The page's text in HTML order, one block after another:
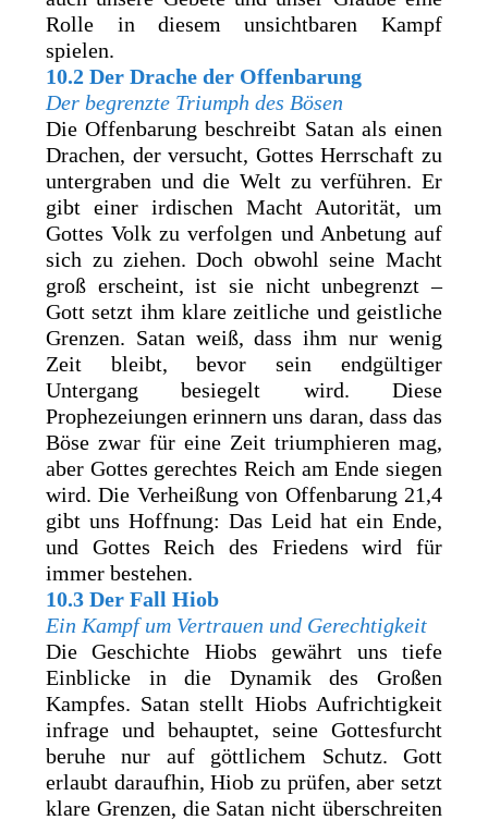
Rolle in diesem unsichtbaren Kampf
spielen.
10.2 Der Drache der Offenbarung
Der begrenzte Triumph des Bösen
Die Offenbarung beschreibt Satan als einen
Drachen, der versucht, Gottes Herrschaft zu
untergraben und die Welt zu verführen. Er
gibt einer irdischen Macht Autorität, um
Gottes Volk zu verfolgen und Anbetung auf
sich zu ziehen. Doch obwohl seine Macht
groß erscheint, ist sie nicht unbegrenzt –
Gott setzt ihm klare zeitliche und geistliche
Grenzen. Satan weiß, dass ihm nur wenig
Zeit bleibt, bevor sein endgültiger
Untergang besiegelt wird. Diese
Prophezeiungen erinnern uns daran, dass das
Böse zwar für eine Zeit triumphieren mag,
aber Gottes gerechtes Reich am Ende siegen
wird. Die Verheißung von Offenbarung 21,4
gibt uns Hoffnung: Das Leid hat ein Ende,
und Gottes Reich des Friedens wird für
immer bestehen.
10.3 Der Fall Hiob
Ein Kampf um Vertrauen und Gerechtigkeit
Die Geschichte Hiobs gewährt uns tiefe
Einblicke in die Dynamik des Großen
Kampfes. Satan stellt Hiobs Aufrichtigkeit
infrage und behauptet, seine Gottesfurcht
beruhe nur auf göttlichem Schutz. Gott
erlaubt daraufhin, Hiob zu prüfen, aber setzt
klare Grenzen, die Satan nicht überschreiten